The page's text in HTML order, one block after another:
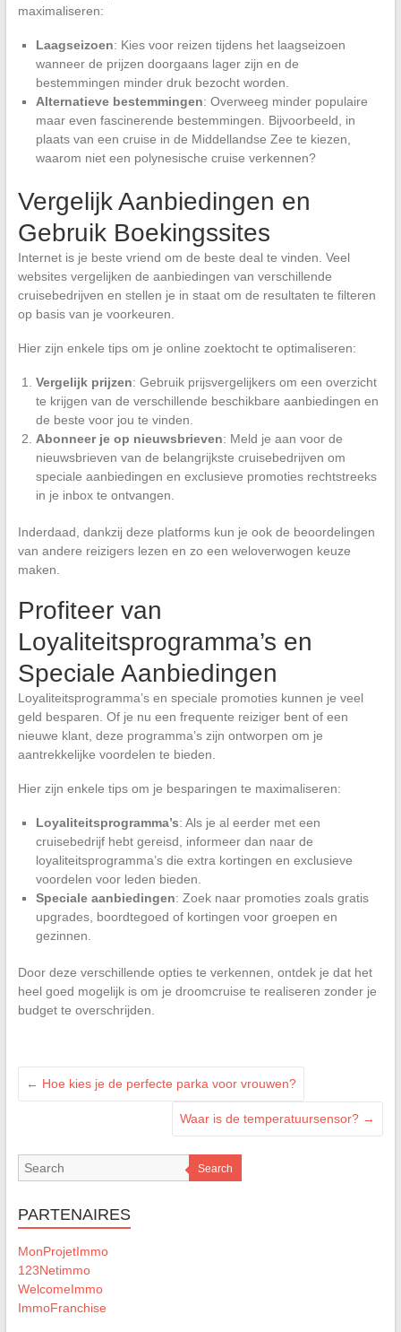
maximaliseren:
Laagseizoen: Kies voor reizen tijdens het laagseizoen
wanneer de prijzen doorgaans lager zijn en de
bestemmingen minder druk bezocht worden.
Alternatieve bestemmingen: Overweeg minder populaire
maar even fascinerende bestemmingen. Bijvoorbeeld, in
plaats van een cruise in de Middellandse Zee te kiezen,
waarom niet een polynesische cruise verkennen?
Vergelijk Aanbiedingen en
Gebruik Boekingssites
Internet is je beste vriend om de beste deal te vinden. Veel
websites vergelijken de aanbiedingen van verschillende
cruisebedrijven en stellen je in staat om de resultaten te filteren
op basis van je voorkeuren.
Hier zijn enkele tips om je online zoektocht te optimaliseren:
Vergelijk prijzen: Gebruik prijsvergelijkers om een overzicht
te krijgen van de verschillende beschikbare aanbiedingen en
de beste voor jou te vinden.
Abonneer je op nieuwsbrieven: Meld je aan voor de
nieuwsbrieven van de belangrijkste cruisebedrijven om
speciale aanbiedingen en exclusieve promoties rechtstreeks
in je inbox te ontvangen.
Inderdaad, dankzij deze platforms kun je ook de beoordelingen
van andere reizigers lezen en zo een weloverwogen keuze
maken.
Profiteer van
Loyaliteitsprogramma’s en
Speciale Aanbiedingen
Loyaliteitsprogramma’s en speciale promoties kunnen je veel
geld besparen. Of je nu een frequente reiziger bent of een
nieuwe klant, deze programma’s zijn ontworpen om je
aantrekkelijke voordelen te bieden.
Hier zijn enkele tips om je besparingen te maximaliseren:
Loyaliteitsprogramma’s: Als je al eerder met een
cruisebedrijf hebt gereisd, informeer dan naar de
loyaliteitsprogramma’s die extra kortingen en exclusieve
voordelen voor leden bieden.
Speciale aanbiedingen: Zoek naar promoties zoals gratis
upgrades, boordtegoed of kortingen voor groepen en
gezinnen.
Door deze verschillende opties te verkennen, ontdek je dat het
heel goed mogelijk is om je droomcruise te realiseren zonder je
budget te overschrijden.
← Hoe kies je de perfecte parka voor vrouwen?
Waar is de temperatuursensor? →
Search
PARTENAIRES
MonProjetImmo
123Netimmo
WelcomeImmo
ImmoFranchise